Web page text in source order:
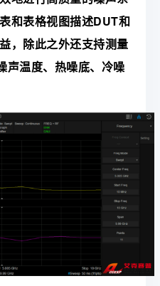
和表格视图描述DUT和
，除此之外还支持测量
声温度、热噪底、冷噪